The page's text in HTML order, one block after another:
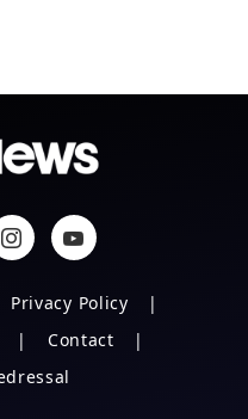
Privacy Policy
Contact